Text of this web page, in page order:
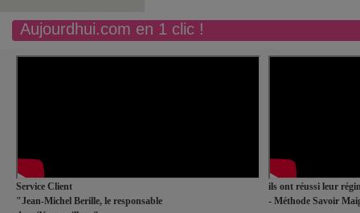
Aujourdhui.com en 1 clic !
Service Client
"Jean-Michel Berille, le responsable
ils ont réussi leur
- Méthode Savoir